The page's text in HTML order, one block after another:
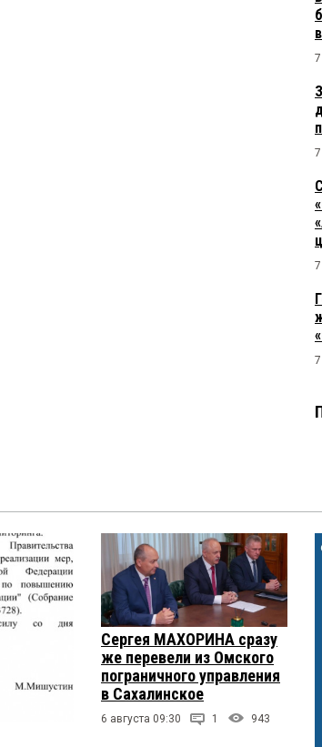
Сергея МАХОРИНА сразу
же перевели из Омского
пограничного управления
в Сахалинское
6 августа 09:30 1 943